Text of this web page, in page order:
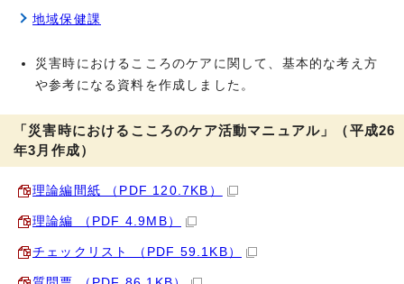
地域保健課
災害時におけるこころのケアに関して、基本的な考え方
や参考になる資料を作成しました。
「災害時におけるこころのケア活動マニュアル」（平成26
年3月作成）
理論編間紙 （PDF 120.7KB）
理論編 （PDF 4.9MB）
チェックリスト （PDF 59.1KB）